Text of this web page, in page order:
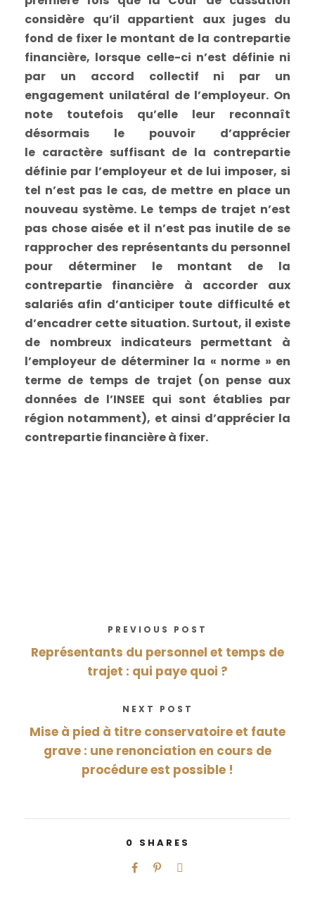
considère qu’il appartient aux juges du
fond de fixer le montant de la contrepartie
financière, lorsque celle-ci n’est définie ni
par un accord collectif ni par un
engagement unilatéral de l’employeur. On
note toutefois qu’elle leur reconnaît
désormais le pouvoir d’apprécier
le caractère suffisant de la contrepartie
définie par l’employeur et de lui imposer, si
tel n’est pas le cas, de mettre en place un
nouveau système. Le temps de trajet n’est
pas chose aisée et il n’est pas inutile de se
rapprocher des représentants du personnel
pour déterminer le montant de la
contrepartie financière à accorder aux
salariés afin d’anticiper toute difficulté et
d’encadrer cette situation. Surtout, il existe
de nombreux indicateurs permettant à
l’employeur de déterminer la « norme » en
terme de temps de trajet (on pense aux
données de l’INSEE qui sont établies par
région notamment), et ainsi d’apprécier la
contrepartie financière à fixer.
PREVIOUS POST
Représentants du personnel et temps de
trajet : qui paye quoi ?
NEXT POST
Mise à pied à titre conservatoire et faute
grave : une renonciation en cours de
procédure est possible !
0 SHARES